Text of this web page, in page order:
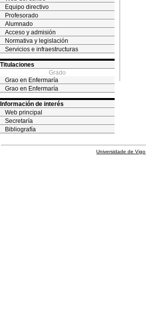
Equipo directivo
Profesorado
Alumnado
Acceso y admisión
Normativa y legislación
Servicios e infraestructuras
Titulaciones
Grado
Grao en Enfermaría
Grao en Enfermaría
Información de interés
Web principal
Secretaría
Bibliografía
Universidade de Vigo